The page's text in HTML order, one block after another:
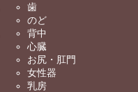
歯
のど
背中
心臓
お尻・肛門
女性器
乳房